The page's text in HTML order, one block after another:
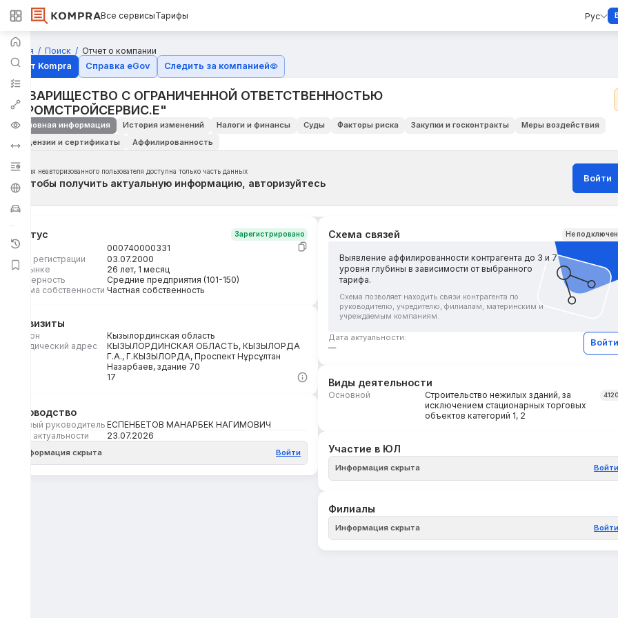
Все сервисыТарифы Рус
Главная Поиск
Отчет о компании
Отчёт Kompra
Справка eGov Следить за компанией
ТОВАРИЩЕСТВО С ОГРАНИЧЕННОЙ ОТВЕТСТВЕННОСТЬЮ
"ПРОМСТРОЙСЕРВИС.Е"
Основная информация История изменений Налоги и финансы Суды Факторы риска Закупки и госконтракты
Меры воздействия
Лицензии и сертификаты
Аффилированность
Для неавторизованного пользователя доступна только часть данных
Чтобы получить актуальную информацию, авторизуйтесь Войти
Статус Зарегистрировано
БИН
000740000331
Дата регистрации
03.07.2000
На рынке
26 лет, 1 месяц
Размерность
Средние предприятия (101-150)
Форма собственности Частная собственность
Реквизиты
Регион
Кызылординская область
Юридический адрес
КЫЗЫЛОРДИНСКАЯ ОБЛАСТЬ, КЫЗЫЛОРДА
Г.А., Г.КЫЗЫЛОРДА, Проспект Нұрсұлтан
Назарбаев, здание 70
17
Руководство
Первый руководитель ЕСПЕНБЕТОВ МАНАРБЕК НАГИМОВИЧ
Дата актуальности
23.07.2026
Информация скрыта Войти
Схема связей Не
Выявление аффилированности контрагента до 3 и 7
уровня глубины в зависимости от выбранного
тарифа.
Схема позволяет находить связи контрагента по
руководителю, учредителю, филиалам, материнским и
учреждаемым компаниям.
Дата актуальности:
—
Войти
Виды деятельности
Основной
Строительство нежилых зданий, за
исключением стационарных торговых
объектов категорий 1, 2
Участие в ЮЛ
Информация скрыта Войти
Филиалы
Информация скрыта Войти